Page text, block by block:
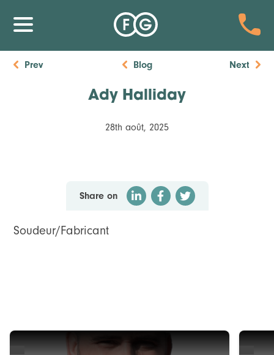
Prev Blog Next
Ady Halliday
28th août, 2025
Share on
Soudeur/Fabricant